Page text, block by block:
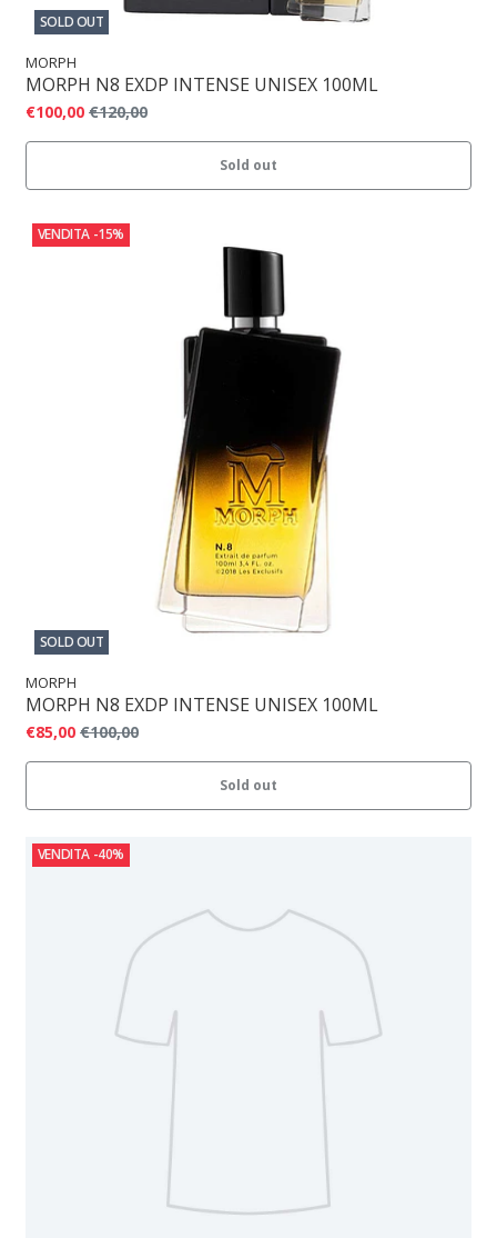
SOLD OUT
MORPH
MORPH N8 EXDP INTENSE UNISEX 100ML
€100,00 €120,00
Sold out
VENDITA -15%
SOLD OUT
MORPH
MORPH N8 EXDP INTENSE UNISEX 100ML
€85,00 €100,00
Sold out
VENDITA -40%